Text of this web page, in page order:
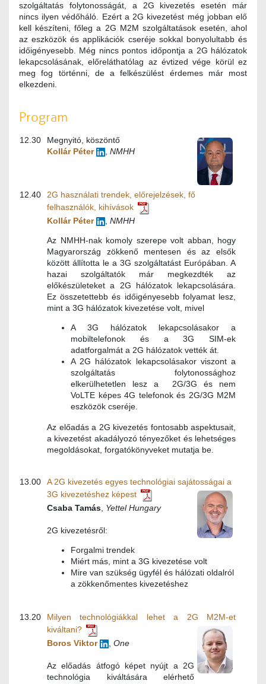
szolgáltatás folytonosságát, a 2G kivezetés esetén már
nincs ilyen védőháló. Ezért a 2G kivezetést még jobban elő
kell készíteni, főleg a 2G M2M szolgáltatások esetén, ahol
az eszközök és applikációk cseréje sokkal bonyolultabb és
időigényesebb. Még nincs pontos időpontja a 2G hálózatok
lekapcsolásának, előreláthatólag az évtized vége körül ez
meg fog történni, de a felkészülést érdemes már most
elkezdeni.
Program
12.30
Megnyitó, köszöntő
Kollár Péter
, NMHH
12.40
2G használati trendek, előrejelzések, fő
felhasználók, kihívások
Kollár Péter
, NMHH
Az NMHH-nak komoly szerepe volt abban, hogy
Magyarország zökkenő mentesen és az elsők
között állította le a 3G szolgáltatást Európában. A
hazai szolgáltatók már megkezdték az
előkészületeket a 2G hálózatok lekapcsolására.
Ez összetettebb és időigényesebb folyamat lesz,
mint a 3G hálózatok kivezetése volt, mivel
A 3G hálózatok lekapcsolásakor a
mobiltelefonok és a 3G SIM-ek
adatforgalmát a 2G hálózatok vették át.
A 2G hálózatok lekapcsolásakor viszont a
szolgáltatás folytonossághoz
elkerülhetetlen lesz a 2G/3G és nem
VoLTE képes 4G telefonok és 2G/3G M2M
eszközök cseréje.
Az előadás a 2G kivezetés fontosabb aspektusait,
a kivezetést akadályozó tényezőket és lehetséges
megoldásokat, forgatókönyveket mutatja be.
13.00
A 2G kivezetés egyes technológiai sajátosságai a
3G kivezetéshez képest
Csaba Tamás, Yettel Hungary
2G kivezetésről:
Forgalmi trendek
Miért más, mint a 3G kivezetése volt
Mire van szükség ügyfél és hálózati oldalról
a zökkenőmentes kivezetéshez
13.20
Milyen technológiákkal lehet a 2G M2M-et
kiváltani?
Boros Viktor
, One
Az előadás átfogó képet nyújt a 2G
technológia kiváltására elérhető